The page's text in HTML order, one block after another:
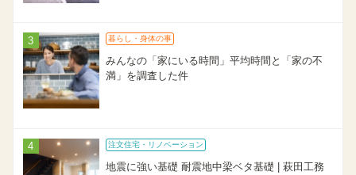
暮らし・身体の事
みんなの「家にいる時間」平均時間と「家の不
満」を調査した件
注文住宅・リノベーション
地震に強い基礎 耐震地中梁ベタ基礎 | 萩田工務